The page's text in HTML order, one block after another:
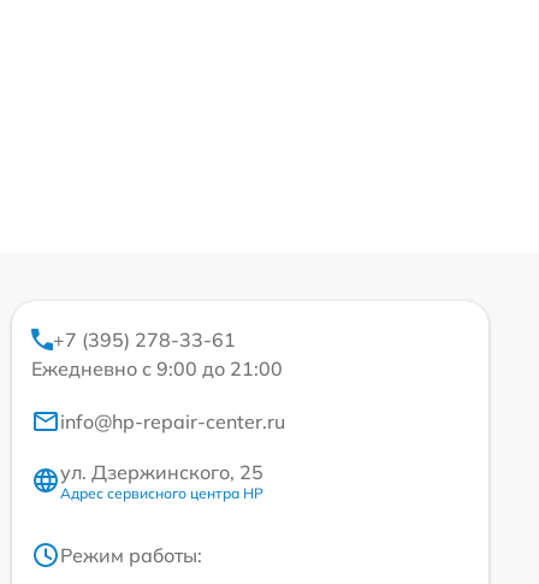
+7 (395) 278-33-61
Ежедневно с 9:00 до 21:00
info@hp-repair-center.ru
ул. Дзержинского, 25
Адрес сервисного центра HP
Режим работы: